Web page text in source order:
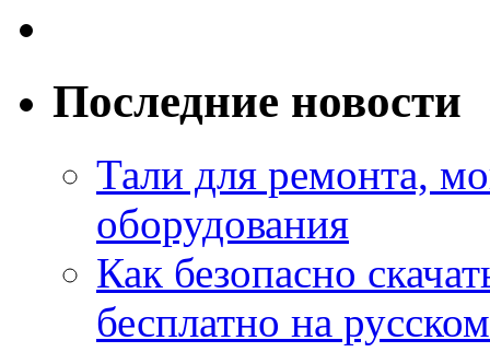
Последние новости
Тали для ремонта,
оборудования
Как безопасно
бесплатно на